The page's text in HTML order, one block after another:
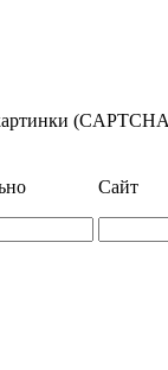
Сайт